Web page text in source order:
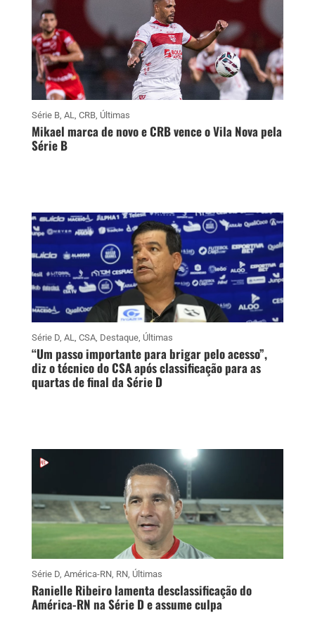
Série B, AL, CRB, Últimas
Mikael marca de novo e CRB vence o Vila Nova pela
Série B
Série D, AL, CSA, Destaque, Últimas
“Um passo importante para brigar pelo acesso”,
diz o técnico do CSA após classificação para as
quartas de final da Série D
Série D, América-RN, RN, Últimas
Ranielle Ribeiro lamenta desclassificação do
América-RN na Série D e assume culpa